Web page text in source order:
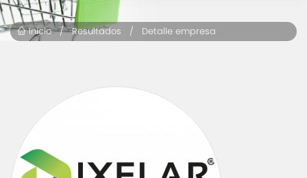
Inicio/Resultados / Detalle empresa